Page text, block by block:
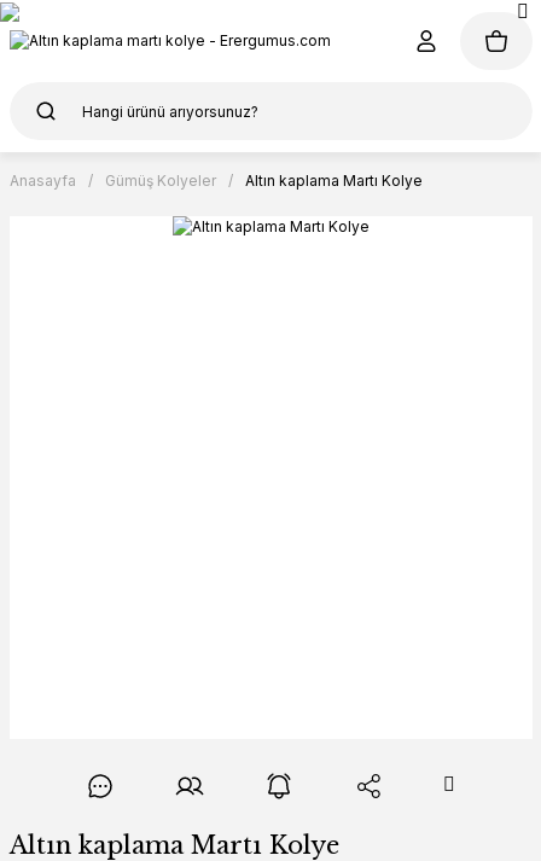
Anasayfa Gümüş Kolyeler Altın kaplama Martı Kolye
Altın kaplama Martı Kolye